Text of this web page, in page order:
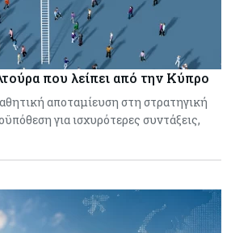
που λείπει από την Κύπρο
αποταμίευση στη στρατηγική
για ισχυρότερες συντάξεις,